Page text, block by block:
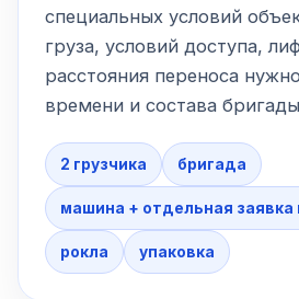
специальных условий
груза, условий доступа,
расстояния переноса
времени и состава
2 грузчика бригада
машина + отдельная заявка
рокла упаковка